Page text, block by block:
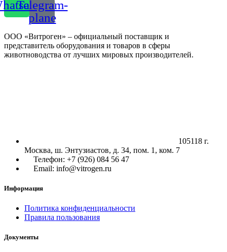
Telegram-
plane
ООО «Витроген» – официальный поставщик и
представитель оборудования и товаров в сферы
животноводства от лучших мировых производителей.
105118 г.
Москва, ш. Энтузиастов, д. 34, пом. 1, ком. 7
Телефон: +7 (926) 084 56 47
Email: info@vitrogen.ru
Информация
Политика конфиденциальности
Правила пользования
Документы